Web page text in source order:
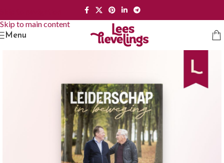
Skip to main content
Menu